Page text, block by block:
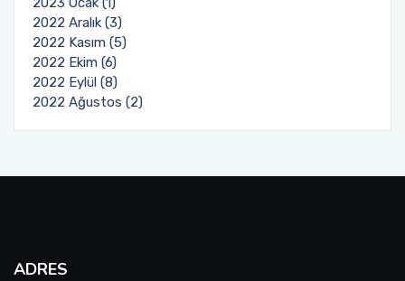
2022 Aralık (3)
2022 Kasım (5)
2022 Ekim (6)
2022 Eylül (8)
2022 Ağustos (2)
ADRES